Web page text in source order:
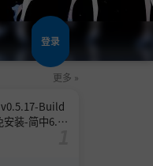
登录
更多 »
v0.5.17-Build
安装-简中6.6